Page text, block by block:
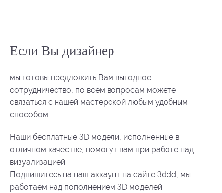
Если Вы дизайнер
мы готовы предложить Вам выгодное
сотрудничество, по всем вопросам можете
связаться с нашей мастерской любым удобным
способом.
Наши бесплатные 3D модели, исполненные в
отличном качестве, помогут вам при работе над
визуализацией.
Подпишитесь на наш аккаунт на сайте 3ddd, мы
работаем над пополнением 3D моделей.